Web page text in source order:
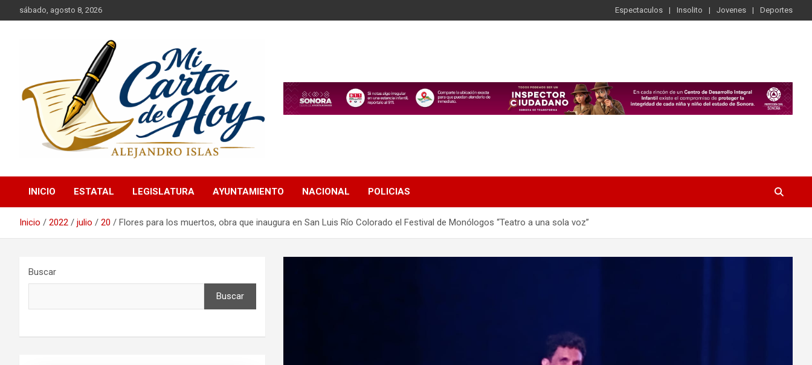
al
sábado, agosto 8, 2026 Espectaculos Insolito Jovenes Deportes
Mi Carta de Hoy
INICIO ESTATAL LEGISLATURA AYUNTAMIENTO NACIONAL POLICIAS
Inicio 2022 julio 20 Flores para los muertos, obra que inaugura en San Luis Río Colorado el Festival de Monólogos “Teatro a una sola voz”
Buscar
Buscar